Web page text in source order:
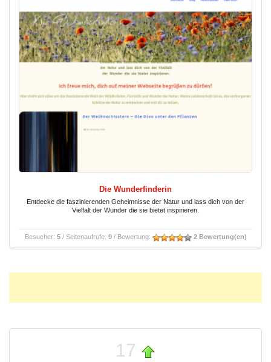
Die Wunderfinderin
Entdecke die faszinierenden Geheimnisse der Natur und lass dich von der
Vielfalt der Wunder die sie bietet inspirieren.
Besucher: 5/ Seitenaufrufe: 9/ Bewertung: 2 Bewertung(en)
17